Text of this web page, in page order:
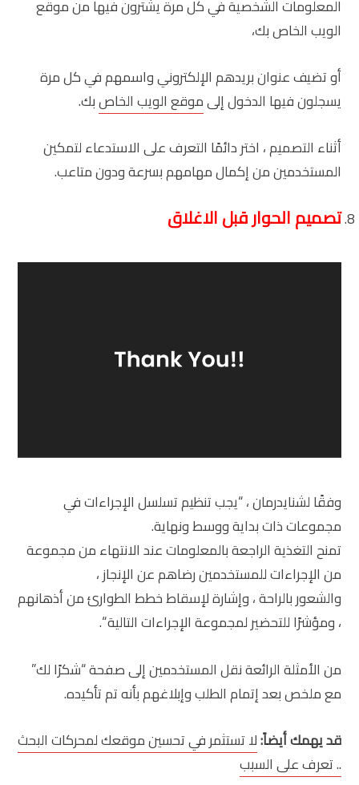
المعلومات الشخصية في كل مرة يشترون فيها من موقع
الويب الخاص بك،
أو تضيف عنوان بريدهم الإلكتروني واسمهم في كل مرة
يسجلون فيها الدخول إلىموقع الويب الخاصبك.
أثناء التصميم ، اختر دائمًا التعرف على الاستدعاء لتمكين
المستخدمين من إكمال مهامهم بسرعة ودون متاعب.
تصميم الحوار قبل الاغلاق
وفقًا لشنايدرمان ، “يجب تنظيم تسلسل الإجراءات في
مجموعات ذات بداية ووسط ونهاية.
تمنح التغذية الراجعة بالمعلومات عند الانتهاء من مجموعة
من الإجراءات للمستخدمين رضاهم عن الإنجاز ،
والشعور بالراحة ، وإشارة لإسقاط خطط الطوارئ من أذهانهم
، ومؤشرًا للتحضير لمجموعة الإجراءات التالية “.
من الأمثلة الرائعة نقل المستخدمين إلى صفحة “شكرًا لك”
مع ملخص بعد إتمام الطلب وإبلاغهم بأنه تم تأكيده.
قد يهمك أيضاً:لا تستثمر في تحسين موقعك لمحركات البحث
.. تعرف على السبب